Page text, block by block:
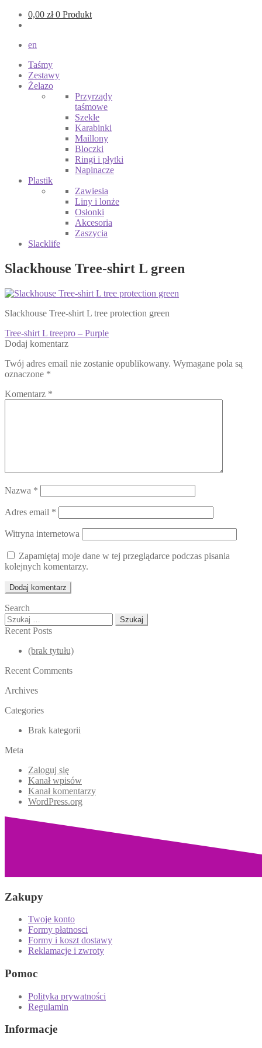
0,00 zł 0 Produkt
en
Taśmy
Zestawy
Żelazo
Przyrządy
taśmowe
Szekle
Karabinki
Maillony
Bloczki
Ringi i płytki
Napinacze
Plastik
Zawiesia
Liny i lonże
Osłonki
Akcesoria
Zaszycia
Slacklife
Slackhouse Tree-shirt L green
Slackhouse Tree-shirt L tree protection green
Nawigacja
wpisu
Poprzedni
wpis:
Tree-shirt L treepro – Purple
Dodaj komentarz
Twój adres email nie zostanie opublikowany. Wymagane pola są
oznaczone *
Komentarz *
Nazwa *
Adres email *
Witryna internetowa
Zapamiętaj moje dane w tej przeglądarce podczas pisania
kolejnych komentarzy.
Search
Szukaj:
Recent Posts
(brak tytułu)
Recent Comments
Archives
Categories
Brak kategorii
Meta
Zaloguj się
Kanał wpisów
Kanał komentarzy
WordPress.org
Zakupy
Twoje konto
Formy płatnosci
Formy i koszt dostawy
Reklamacje i zwroty
Pomoc
Polityka prywatności
Regulamin
Informacje